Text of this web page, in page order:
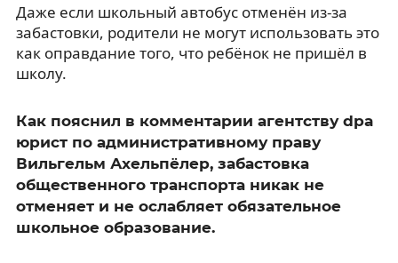
Даже если школьный автобус отменён из-за
забастовки, родители не могут использовать это
как оправдание того, что ребёнок не пришёл в
школу.
Как пояснил в комментарии агентству dpa
юрист по административному праву
Вильгельм Ахельпёлер, забастовка
общественного транспорта никак не
отменяет и не ослабляет обязательное
школьное образование.